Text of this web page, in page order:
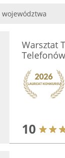
Warsztat
10